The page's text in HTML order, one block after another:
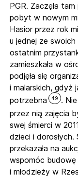
PGR. Zaczęła
pobyt w nowym
Hasior przez rok
u jednej ze
ostatnim
zamieszkała w
podjęła się
i malarskich, gdyż
potrzebna
49
.
przez nią zajęcia
swej śmierci w
dzieci i
przekazała na
wspomóc
i młodzieży w